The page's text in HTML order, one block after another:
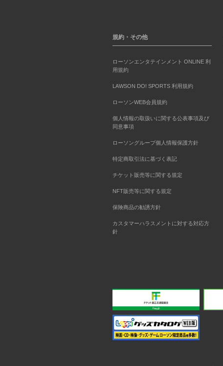
規約・その他
ローソンエンタテインメント ONLINE 利
用規約
LAWSON DO! SPORTS 利用規約
ローソンWEB会員規約
個人情報の取扱いに関する公表事項及び
同意事項
ローソングループ個人情報保護方針
特定商取引法に基づく表記
チケット販売等に関する規定
NFT販売等に関する規定
保険商品の勧誘方針
カスタマーハラスメントに対する対応方
針